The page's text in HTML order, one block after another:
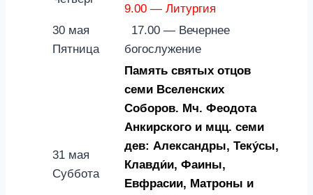
9.00 — Литургия
30 мая
Пятница
17.00 — Вечернее
богослужение
31 мая
Суббота
Память святых отцов
семи Вселенских
Соборов. Мч. Феодота
Анкирского и мцц. семи
дев: Александры, Теку́сы,
Клавди́и, Фаины,
Евфрасии, Матроны и